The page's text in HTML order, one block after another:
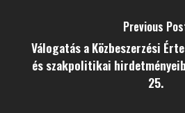
Previous
Válogatás a Közbeszerzési
és szakpolitikai
25.